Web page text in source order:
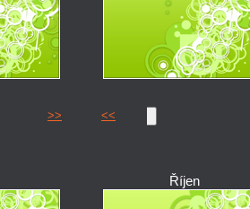
>> <<
Říjen